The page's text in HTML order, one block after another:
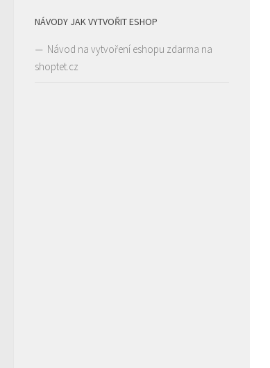
NÁVODY JAK VYTVOŘIT ESHOP
Návod na vytvoření eshopu zdarma na
shoptet.cz